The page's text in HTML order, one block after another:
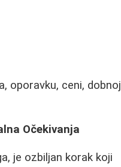
oporavku, ceni, dobnoj
Očekivanja
je ozbiljan korak koji